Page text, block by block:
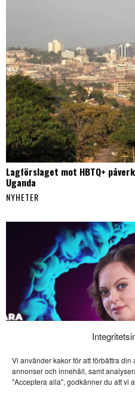
Vi använder kakor för att förbättra
annonser och innehåll, samt
"Acceptera alla", godkänner du att vi
Lagförslaget mot HBTQ+
Uganda
NYHETER
SE ÄVEN